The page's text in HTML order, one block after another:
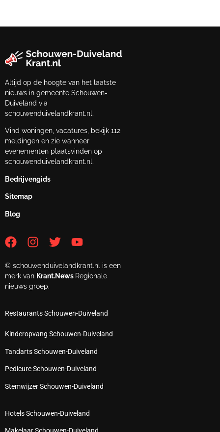
Altijd op de hoogte van het laatste
nieuws in gemeente Schouwen-
Duiveland via
schouwenduivelandkrant.nl.
Vind woningen, vacatures, bekijk 112
meldingen en zie wanneer
evenementen plaatsvinden op
schouwenduivelandkrant.nl.
Bedrijvengids
Sitemap
Blog
© schouwenduivelandkrant.nl is een
merk van Krant.News Regionale
nieuws groep.
Restaurants Schouwen-Duiveland
Kinderopvang Schouwen-Duiveland
Tandarts Schouwen-Duiveland
Pedicure Schouwen-Duiveland
Stemwijzer Schouwen-Duiveland
Hotels Schouwen-Duiveland